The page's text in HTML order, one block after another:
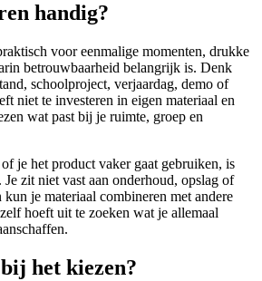
handig?
voor eenmalige momenten, drukke
betrouwbaarheid belangrijk is. Denk
schoolproject, verjaardag, demo of
niet te investeren in eigen materiaal en
wat past bij je ruimte, groep en
je het product vaker gaat gebruiken, is
zit niet vast aan onderhoud, opslag of
je materiaal combineren met andere
hoeft uit te zoeken wat je allemaal
het kiezen?